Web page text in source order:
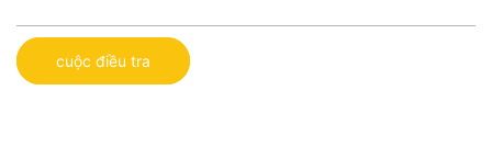
cuộc điều tra